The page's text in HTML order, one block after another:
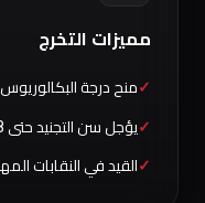
مميزات التخرج
منح درجة
يؤجل سن التجنيد حتى 28 سنة
القيد في النقابات